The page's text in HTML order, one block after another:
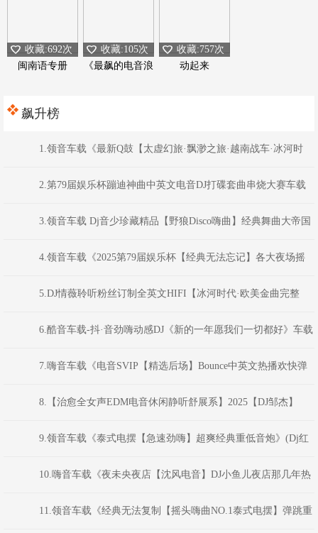
闽南语专册
收藏:692次
《最飙的电音浪
收藏:105次
动起来
收藏:757次
飙升榜
1.领音车载《最新Q鼓【太虚幻旅·飘渺之旅·越南战车·冰河时
代】Dj浩仔Dj超仔DJ阿圣Dj阿衍》颍上DJ虹君
2.第79届娱乐杯蹦迪神曲中英文电音DJ打碟套曲串烧大赛车载
CD1386(横州DJ98Mix)
3.领音车载 Dj音少珍藏精品【野狼Disco嗨曲】经典舞曲大帝国
4.领音车载《2025第79届娱乐杯【经典无法忘记】各大夜场摇
头蹦迪嗨曲》(Dj音少Mix)
5.DJ情薇聆听粉丝订制全英文HIFI【冰河时代·欧美金曲完整
版】车载珍藏版
6.酷音车载-抖·音劲嗨动感DJ《新的一年愿我们一切都好》车载
靓碟-Dj小峰7.嗨音车载《电音SVIP【精选后场】Bounce中英文热播欢快弹
弹弹MS CLUB思路串烧》 河南Dj彦航
8.【治愈全女声EDM电音休闲静听舒展系】2025【DJ邹杰】
9.领音车载《泰式电摆【急速劲嗨】超爽经典重低音炮》(Dj红
10.嗨音车载《夜未央夜店【沈风电音】DJ小鱼儿夜店那几年热
打英文车载电音串烧》 河南Dj彦航
11.领音车载《经典无法复制【摇头嗨曲NO.1泰式电摆】弹跳重